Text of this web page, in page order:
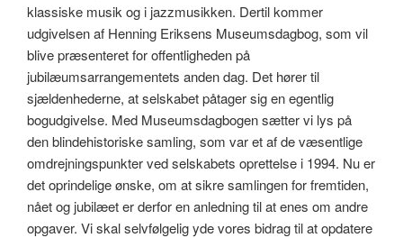
klassiske musik og i jazzmusikken. Dertil kommer
udgivelsen af Henning Eriksens Museumsdagbog, som vil
blive præsenteret for offentligheden på
jubilæumsarrangementets anden dag. Det hører til
sjældenhederne, at selskabet påtager sig en egentlig
bogudgivelse. Med Museumsdagbogen sætter vi lys på
den blindehistoriske samling, som var et af de væsentlige
omdrejningspunkter ved selskabets oprettelse i 1994. Nu er
det oprindelige ønske, om at sikre samlingen for fremtiden,
nået og jubilæet er derfor en anledning til at enes om andre
opgaver. Vi skal selvfølgelig yde vores bidrag til at opdatere